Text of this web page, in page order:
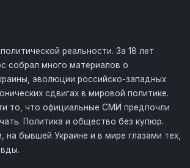
реальности. За 18 лет
собрал много материалов о
эволюции российско-западных
сдвигах в мировой политике.
то, что официальные СМИ предпочли
Политика и общество без купюр.
на бывшей Украине и в мире глазами тех,